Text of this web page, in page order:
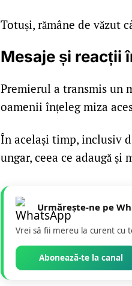
Totuși, rămâne de văzut
Mesaje și reacții
Premierul a transmis un
oamenii înțeleg miza
În același timp, inclusiv
ungar, ceea ce adaugă
Urmărește-ne pe
Vrei să fii mereu la curent cu
Abonează-te la canal